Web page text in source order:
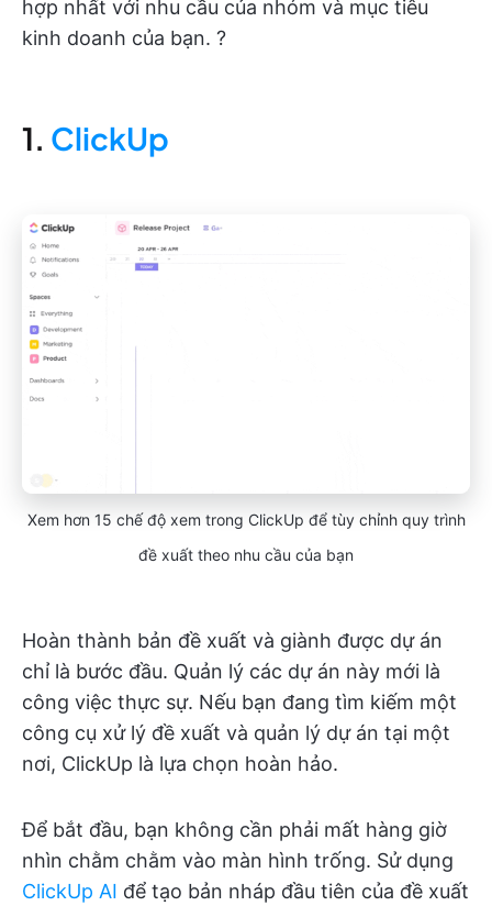
hợp nhất với nhu cầu của nhóm và mục tiêu
kinh doanh của bạn. ?
1. ClickUp
Xem hơn 15 chế độ xem trong ClickUp để tùy chỉnh quy trình
đề xuất theo nhu cầu của bạn
Hoàn thành bản đề xuất và giành được dự án
chỉ là bước đầu. Quản lý các dự án này mới là
công việc thực sự. Nếu bạn đang tìm kiếm một
công cụ xử lý đề xuất và quản lý dự án tại một
nơi, ClickUp là lựa chọn hoàn hảo.
Để bắt đầu, bạn không cần phải mất hàng giờ
nhìn chằm chằm vào màn hình trống. Sử dụng
ClickUp AI để tạo bản nháp đầu tiên của đề xuất